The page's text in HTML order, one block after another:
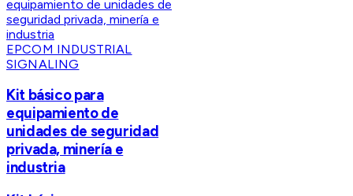
EPCOM INDUSTRIAL
SIGNALING
Kit básico para
equipamiento de
unidades de seguridad
privada, minería e
industria